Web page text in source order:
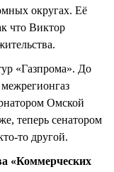
округах. Её
что Виктор
«Газпрома». До
Омской
теперь сенатором
то другой.
«Коммерческих